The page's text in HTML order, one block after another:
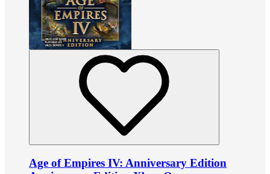
Age of Empires IV: Anniversary Edition